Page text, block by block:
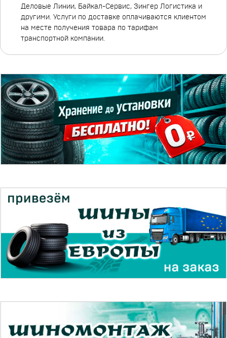
Деловые Линии, Байкал-Сервис, Зингер Логистика и
другими. Услуги по доставке оплачиваются клиентом
на месте получения товара по тарифам
транспортной компании.